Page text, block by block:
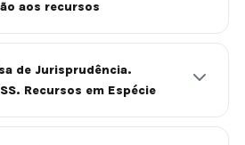
aos recursos
de Jurisprudência.
Recursos em Espécie